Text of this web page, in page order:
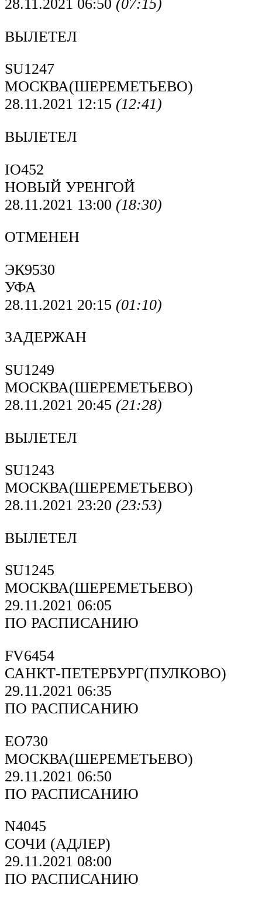
28.11.2021 06:50 (07:15)
ВЫЛЕТЕЛ
SU1247
МОСКВА(ШЕРЕМЕТЬЕВО)
28.11.2021 12:15 (12:41)
ВЫЛЕТЕЛ
IO452
НОВЫЙ УРЕНГОЙ
28.11.2021 13:00 (18:30)
ОТМЕНЕН
ЭК9530
УФА
28.11.2021 20:15 (01:10)
ЗАДЕРЖАН
SU1249
МОСКВА(ШЕРЕМЕТЬЕВО)
28.11.2021 20:45 (21:28)
ВЫЛЕТЕЛ
SU1243
МОСКВА(ШЕРЕМЕТЬЕВО)
28.11.2021 23:20 (23:53)
ВЫЛЕТЕЛ
SU1245
МОСКВА(ШЕРЕМЕТЬЕВО)
29.11.2021 06:05
ПО РАСПИСАНИЮ
FV6454
САНКТ-ПЕТЕРБУРГ(ПУЛКОВО)
29.11.2021 06:35
ПО РАСПИСАНИЮ
EO730
МОСКВА(ШЕРЕМЕТЬЕВО)
29.11.2021 06:50
ПО РАСПИСАНИЮ
N4045
СОЧИ (АДЛЕР)
29.11.2021 08:00
ПО РАСПИСАНИЮ